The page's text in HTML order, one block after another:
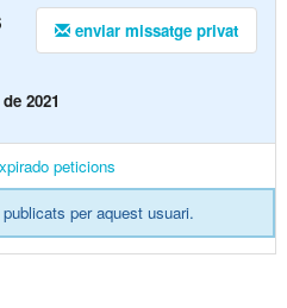
enviar missatge privat
2021
peticions
per aquest usuari.